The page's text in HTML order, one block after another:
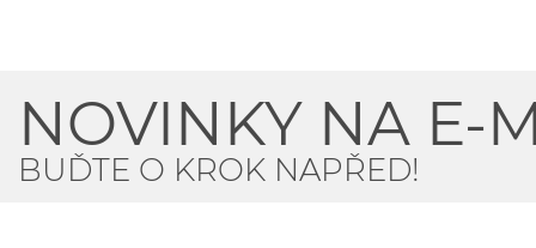
NOVINKY NA E-
BUĎTE O KROK NAPŘED!